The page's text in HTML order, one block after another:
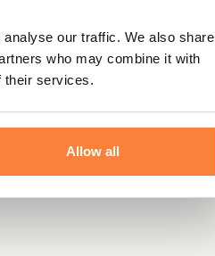
our traffic. We also share
who may combine it with
their services.
Allow all